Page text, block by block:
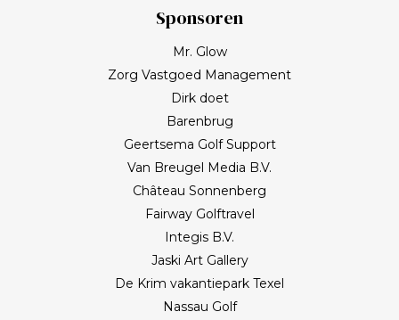
Sponsoren
Mr. Glow
Zorg Vastgoed Management
Dirk doet
Barenbrug
Geertsema Golf Support
Van Breugel Media B.V.
Château Sonnenberg
Fairway Golftravel
Integis B.V.
Jaski Art Gallery
De Krim vakantiepark Texel
Nassau Golf